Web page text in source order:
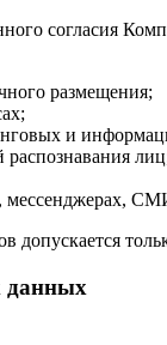
согласия
размещения;
и
распознавания
мессенджерах,
допускается
данных